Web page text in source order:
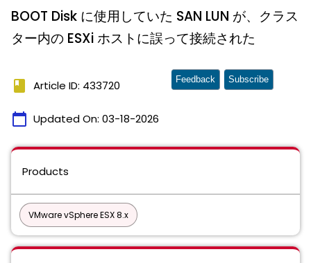
BOOT Disk に使用していた SAN LUN が、クラス
ター内の ESXi ホストに誤って接続された
book Article ID: 433720
calendar_today Updated On: 03-18-2026
Feedback Subscribe
Products
VMware vSphere ESX 8.x